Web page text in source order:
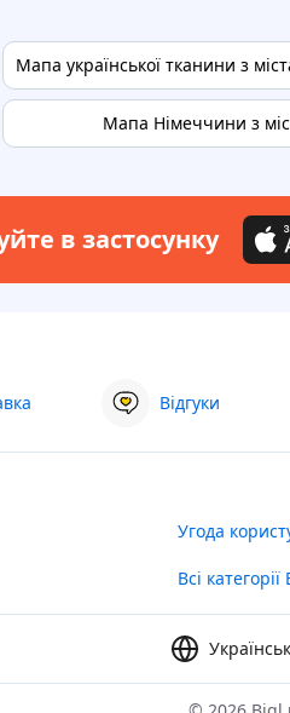
Мапа української тканини з
Мапа Німеччини з
в застосунку
Відгуки
Угода
Всі